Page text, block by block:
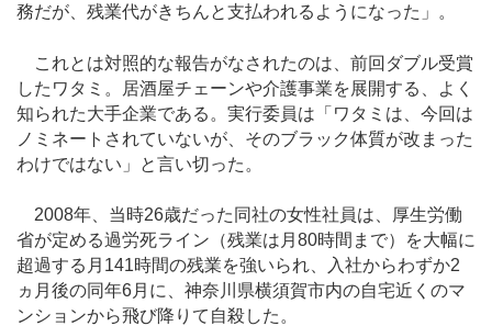
務だが、残業代がきちんと支払われるようになった」。
これとは対照的な報告がなされたのは、前回ダブル受賞
したワタミ。居酒屋チェーンや介護事業を展開する、よく
知られた大手企業である。実行委員は「ワタミは、今回は
ノミネートされていないが、そのブラック体質が改まった
わけではない」と言い切った。
2008年、当時26歳だった同社の女性社員は、厚生労働
省が定める過労死ライン（残業は月80時間まで）を大幅に
超過する月141時間の残業を強いられ、入社からわずか2
ヵ月後の同年6月に、神奈川県横須賀市内の自宅近くのマ
ンションから飛び降りて自殺した。